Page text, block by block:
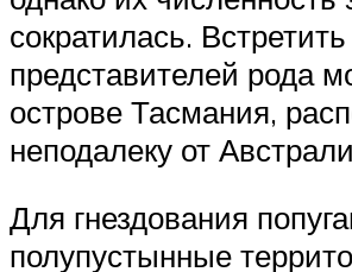
сократилась. Встретить
представителей рода
острове Тасмания,
неподалеку от
Для гнездования
полупустынные